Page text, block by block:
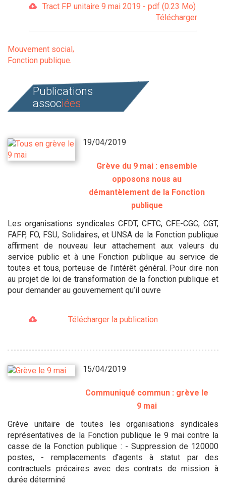
Tract FP unitaire 9 mai 2019 - pdf (0.23 Mo)
Télécharger
Mouvement social
Fonction publique
Publications
associées
19/04/2019
Grève du 9 mai : ensemble
opposons nous au
démantèlement de la Fonction
publique
Les organisations syndicales CFDT, CFTC, CFE-CGC, CGT,
FAFP, FO, FSU, Solidaires, et UNSA de la Fonction publique
affirment de nouveau leur attachement aux valeurs du
service public et à une Fonction publique au service de
toutes et tous, porteuse de l’intérêt général. Pour dire non
au projet de loi de transformation de la fonction publique et
pour demander au gouvernement qu’il ouvre
Télécharger la publication
15/04/2019
Communiqué commun : grève le
9 mai
Grève unitaire de toutes les organisations syndicales
représentatives de la Fonction publique le 9 mai contre la
casse de la Fonction publique : - Suppression de 120000
postes, - remplacements d'agents à statut par des
contractuels précaires avec des contrats de mission à
durée déterminé